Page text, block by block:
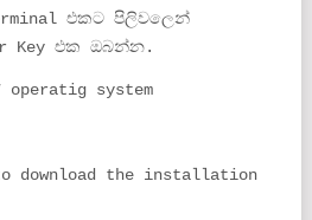
එකට පිලිවලෙන්
Key එක ඔබන්න.
operatig system
download the installation